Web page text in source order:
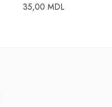
35,00 MDL